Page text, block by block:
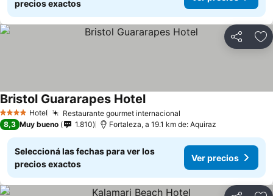
precios exactos
Compartir
4 EstrellasHotel Restaurante gourmet internacional
Bristol Guararapes HotelVer precios
8,3 Muy bueno 1.810 Fortaleza, a 19.1 km de: Aquiraz
Seleccioná las fechas para ver los
precios exactos
Ver precios